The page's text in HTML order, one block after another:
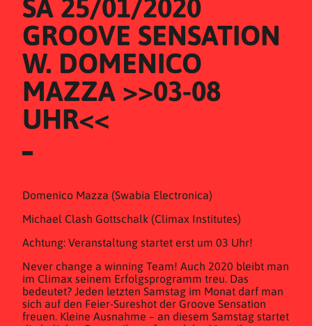
SA 25/01/2020
GROOVE SENSATION
W. DOMENICO
MAZZA >>03-08
UHR<<
Domenico Mazza (Swabia Electronica)
Michael Clash Gottschalk (Climax Institutes)
Achtung: Veranstaltung startet erst um 03 Uhr!
Never change a winning Team! Auch 2020 bleibt man
im Climax seinem Erfolgsprogramm treu. Das
bedeutet? Jeden letzten Samstag im Monat darf man
sich auf den Feier-Sureshot der Groove Sensation
freuen. Kleine Ausnahme – an diesem Samstag startet